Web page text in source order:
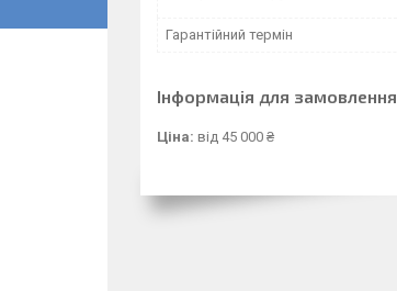
Гарантійний термін
Інформація для замовлення
Ціна: від 45 000 ₴